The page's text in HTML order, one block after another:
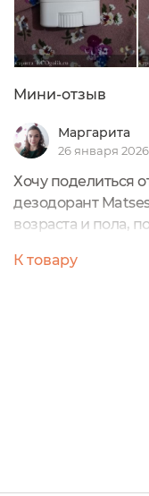
Мини-отзыв
Маргарита
26 января 2026
Хочу поделиться
дезодорант
возраста и пола,
полностью
при помощи
- просто отлично.
К товару